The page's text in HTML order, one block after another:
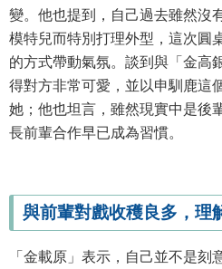
變。他也提到，自己過去雖然沒
模特兒而特別打理外型，這次圓
的方式帶動氣氛。談到與「金高
得對方非常可愛，並以申馴鹿這
她；他也坦言，雖然現實中是後
長前輩合作早已成為習慣。
與前輩對戲收穫良多，理
「金載原」表示，自己並不是刻